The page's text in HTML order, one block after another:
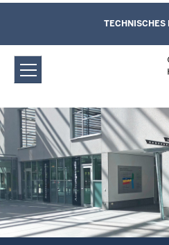
Oberlandesgericht
Familien- und
Direkt zum Inhalt
Leichte Sprache,
und Kontaktformular
TECHNISCHES